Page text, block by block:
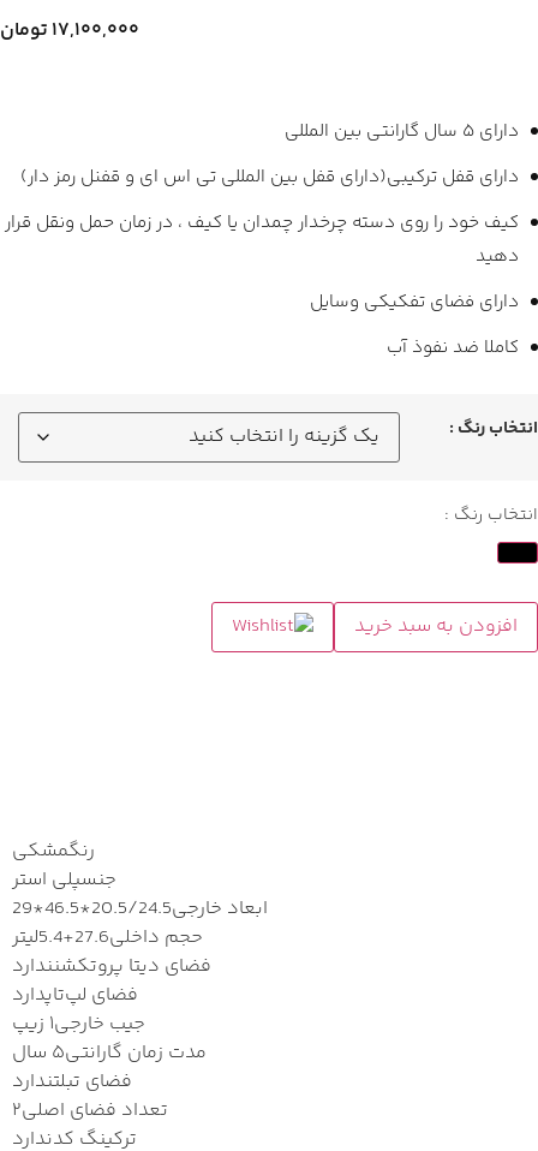
۱۷,۱۰۰,۰۰۰ تومان
دارای ۵ سال گارانتی بین المللی
دارای قفل ترکیبی(دارای قفل بین المللی تی اس ای و قفنل رمز دار)
کیف خود را روی دسته چرخدار چمدان یا کیف ، در زمان حمل ونقل قرار
دهید
دارای فضای تفکیکی وسایل
کاملا ضد نفوذ آب
انتخاب رنگ :
انتخاب رنگ :
افزودن به سبد خرید
رنگمشکی
جنسپلی استر
ابعاد خارجی20.5/24.5*46.5*29
حجم داخلی27.6+5.4لیتر
فضای دیتا پروتکشنندارد
فضای لپ‌تاپدارد
جیب خارجی۱ زیپ
مدت زمان گارانتی۵ سال
فضای تبلتندارد
تعداد فضای اصلی۲
ترکینگ کدندارد